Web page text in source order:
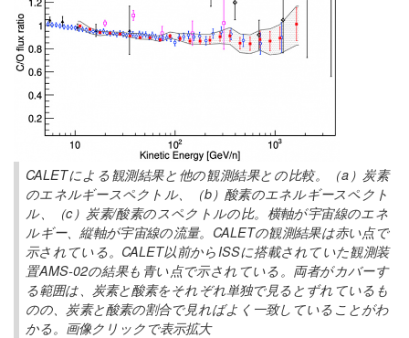
CALETによる観測結果と他の観測結果との比較。（a）炭素
のエネルギースペクトル、（b）酸素のエネルギースペクト
ル、（c）炭素/酸素のスペクトルの比。横軸が宇宙線のエネ
ルギー、縦軸が宇宙線の流量。CALETの観測結果は赤い点で
示されている。CALET以前からISSに搭載されていた観測装
置AMS-02の結果も青い点で示されている。両者がカバーす
る範囲は、炭素と酸素をそれぞれ単独で見るとずれているも
のの、炭素と酸素の割合で見ればよく一致していることがわ
かる。画像クリックで表示拡大